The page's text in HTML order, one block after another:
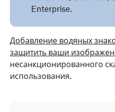
Enterprise.
Добавление водяных
защитить ваши
несанкционированного
использования.